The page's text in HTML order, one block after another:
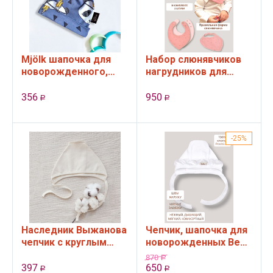
Mjölk шапочка для
новорожденного,
356 Р
Набор слюнявчиков
нагрудников для
Bebo Mini, 2 шт,
на...
950 Р
Наследник Выжанова
чепчик с круглым
6 мес, натуральный
397 Р
25%
Чепчик, шапочка для
новорожденных Bebo
с рюшами, Белый, 36-
40 см
870 Р
650 Р